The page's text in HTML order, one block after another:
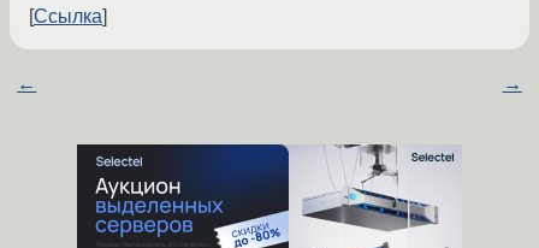
Ссылка
← →